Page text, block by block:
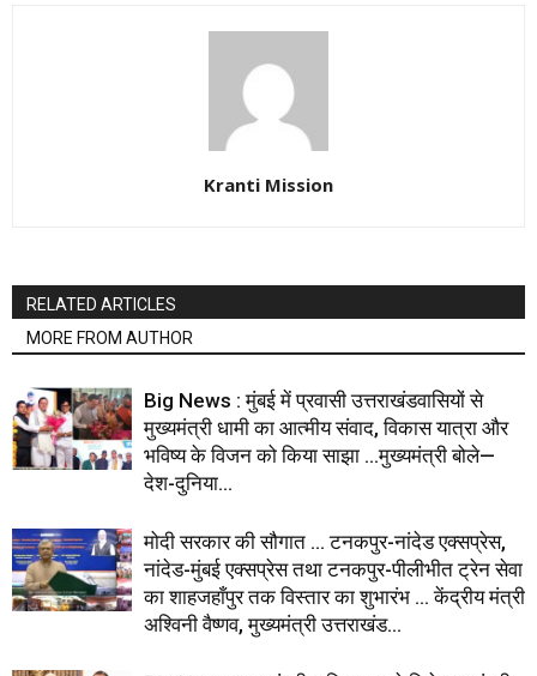
Kranti Mission
RELATED ARTICLES
MORE FROM AUTHOR
Big News : मुंबई में प्रवासी उत्तराखंडवासियों से
मुख्यमंत्री धामी का आत्मीय संवाद, विकास यात्रा और
भविष्य के विजन को किया साझा …मुख्यमंत्री बोले—
देश-दुनिया...
मोदी सरकार की सौगात … टनकपुर-नांदेड एक्सप्रेस,
नांदेड-मुंबई एक्सप्रेस तथा टनकपुर-पीलीभीत ट्रेन सेवा
का शाहजहाँपुर तक विस्तार का शुभारंभ … केंद्रीय मंत्री
अश्विनी वैष्णव, मुख्यमंत्री उत्तराखंड...